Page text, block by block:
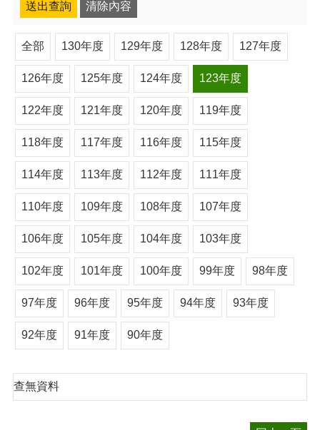
全部 130年度 129年度 128年度 127年度
126年度 125年度 124年度 123年度
122年度 121年度 120年度 119年度
118年度 117年度 116年度 115年度
114年度 113年度 112年度 111年度
110年度 109年度 108年度 107年度
106年度 105年度 104年度 103年度
102年度 101年度 100年度 99年度 98年度
97年度 96年度 95年度 94年度 93年度
92年度 91年度 90年度
查無資料